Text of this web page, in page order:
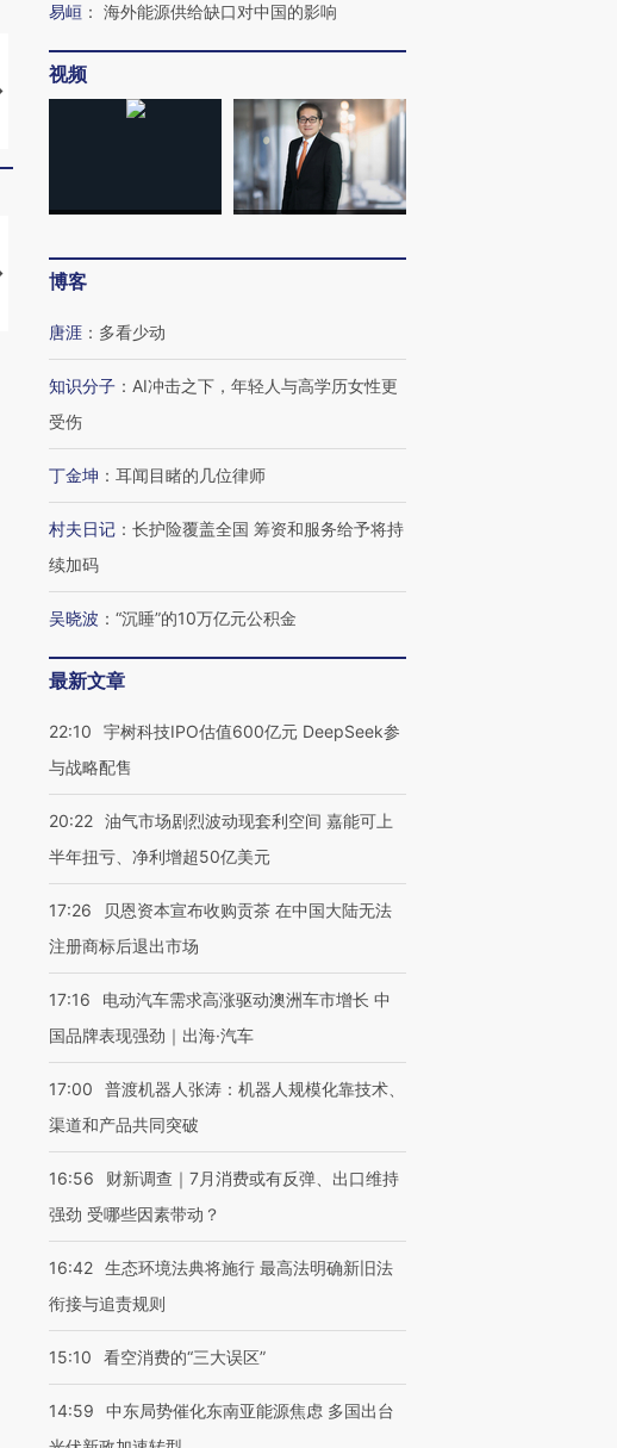
视线｜HYROX的吸金
术：是什么让中产们甘
粒摇头丸 尿检体内含3种
度Z世代 用街头抗争将教
育部长拱下台
【推广】走进第四届链博
会，让数智科技“链”接产
易峘 ： 海外能源供给缺口对中国的影响
视频
博客
唐涯 ： 多看少动
知识分子 ： AI冲击之下，年轻人与高学历女性更
受伤
丁金坤 ： 耳闻目睹的几位律师
村夫日记 ： 长护险覆盖全国 筹资和服务给予将持
续加码
吴晓波 ： “沉睡”的10万亿元公积金
最新文章
22:10
宇树科技IPO估值600亿元 DeepSeek参
与战略配售
20:22 油气市场剧烈波动现套利空间 嘉能可上
半年扭亏、净利增超50亿美元
17:26
贝恩资本宣布收购贡茶 在中国大陆无法
注册商标后退出市场
17:16
电动汽车需求高涨驱动澳洲车市增长 中
国品牌表现强劲｜出海·汽车
17:00
普渡机器人张涛：机器人规模化靠技术、
渠道和产品共同突破
16:56
财新调查｜7月消费或有反弹、出口维持
强劲 受哪些因素带动？
16:42 生态环境法典将施行 最高法明确新旧法
衔接与追责规则
15:10 看空消费的“三大误区”
14:59
中东局势催化东南亚能源焦虑 多国出台